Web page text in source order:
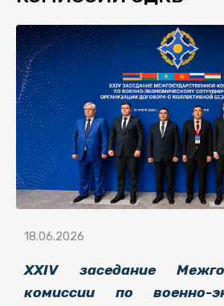
18.06.2026
XXIV заседание
комиссии по военно-